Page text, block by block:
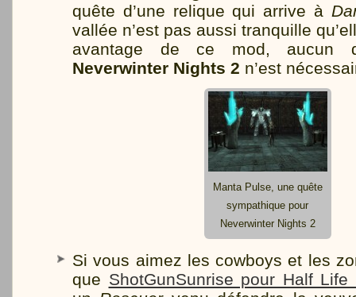
quête d’une relique qui arrive à
vallée n’est pas aussi tranquille
avantage de ce mod, aucun
Neverwinter Nights 2 n’est
Manta Pulse, une quête
sympathique pour
Neverwinter Nights 2
Si vous aimez les cowboys et les
que ShotGunSunrise pour Half Life